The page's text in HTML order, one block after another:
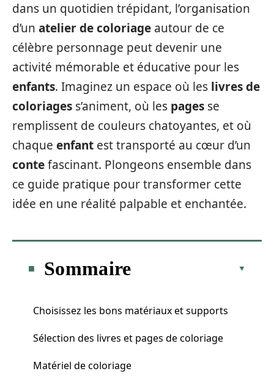
dans un quotidien trépidant, l’organisation
d’un atelier de coloriage autour de ce
célèbre personnage peut devenir une
activité mémorable et éducative pour les
enfants. Imaginez un espace où les livres de
coloriages s’animent, où les pages se
remplissent de couleurs chatoyantes, et où
chaque enfant est transporté au cœur d’un
contefascinant. Plongeons ensemble dans
ce guide pratique pour transformer cette
idée en une réalité palpable et enchantée.
Sommaire
Choisissez les bons matériaux et supports
Sélection des livres et pages de coloriage
Matériel de coloriage